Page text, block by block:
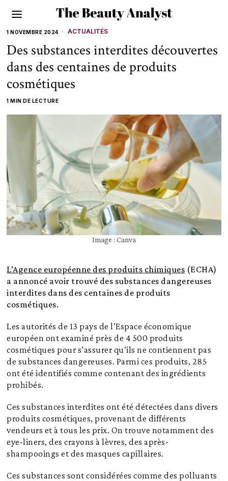
1 NOVEMBRE 2024 ACTUALITÉS
Des substances interdites découvertes
dans des centaines de produits
cosmétiques
1 MIN DE LECTURE
Image : Canva
L’Agence européenne des produits chimiques (ECHA)
a annoncé avoir trouvé des substances dangereuses
interdites dans des centaines de produits
cosmétiques.
Les autorités de 13 pays de l’Espace économique
européen ont examiné près de 4 500 produits
cosmétiques pour s’assurer qu’ils ne contiennent pas
de substances dangereuses. Parmi ces produits, 285
ont été identifiés comme contenant des ingrédients
prohibés.
Ces substances interdites ont été détectées dans divers
produits cosmétiques, provenant de différents
vendeurs et à tous les prix. On trouve notamment des
eye-liners, des crayons à lèvres, des après-
shampooings et des masques capillaires.
Ces substances sont considérées comme des polluants